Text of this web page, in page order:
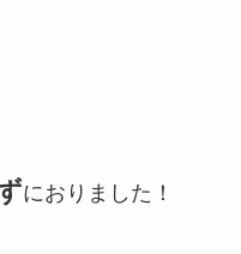
におりました！